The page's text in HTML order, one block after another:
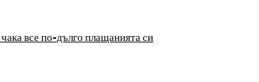
все по-дълго плащанията си